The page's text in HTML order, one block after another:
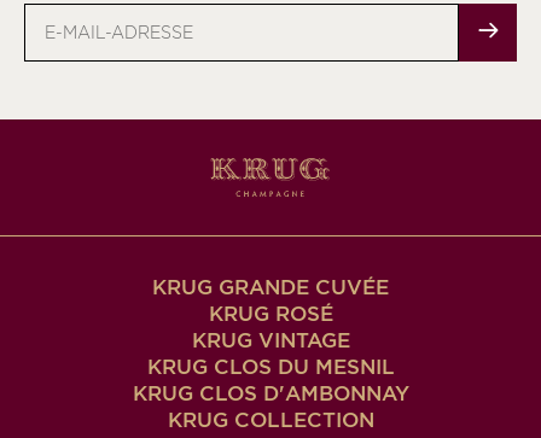
Mail-
KRUG GRANDE CUVÉE
KRUG ROSÉ
KRUG VINTAGE
KRUG CLOS DU MESNIL
KRUG CLOS D'AMBONNAY
KRUG COLLECTION